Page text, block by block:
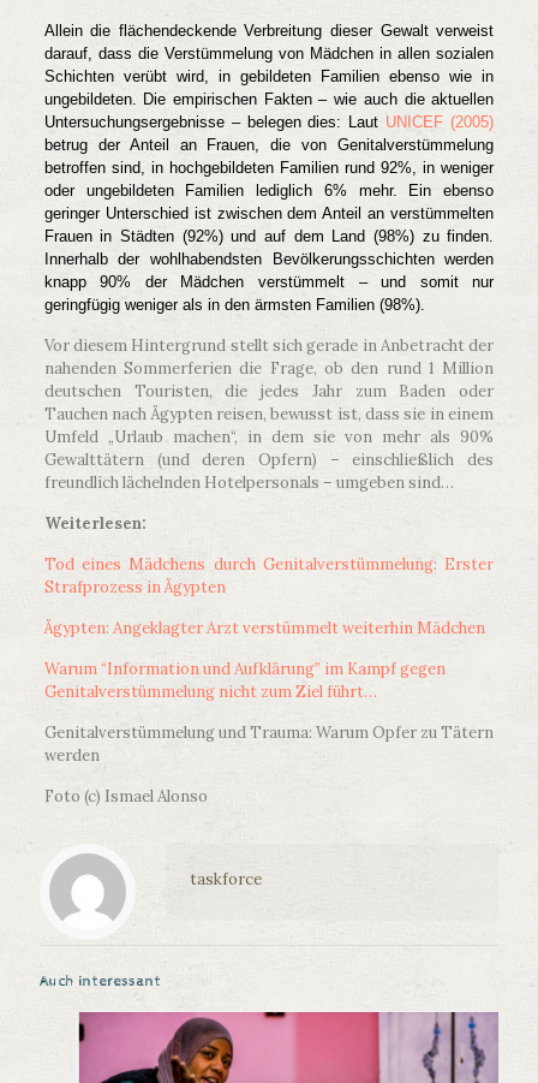
Allein die flächendeckende Verbreitung dieser Gewalt verweist
darauf, dass die Verstümmelung von Mädchen in allen sozialen
Schichten verübt wird, in gebildeten Familien ebenso wie in
ungebildeten. Die empirischen Fakten – wie auch die aktuellen
Untersuchungsergebnisse – belegen dies: Laut UNICEF (2005)
betrug der Anteil an Frauen, die von Genitalverstümmelung
betroffen sind, in hochgebildeten Familien rund 92%, in weniger
oder ungebildeten Familien lediglich 6% mehr. Ein ebenso
geringer Unterschied ist zwischen dem Anteil an verstümmelten
Frauen in Städten (92%) und auf dem Land (98%) zu finden.
Innerhalb der wohlhabendsten Bevölkerungsschichten werden
knapp 90% der Mädchen verstümmelt – und somit nur
geringfügig weniger als in den ärmsten Familien (98%).
Vor diesem Hintergrund stellt sich gerade in Anbetracht der
nahenden Sommerferien die Frage, ob den rund 1 Million
deutschen Touristen, die jedes Jahr zum Baden oder
Tauchen nach Ägypten reisen, bewusst ist, dass sie in einem
Umfeld „Urlaub machen“, in dem sie von mehr als 90%
Gewalttätern (und deren Opfern) – einschließlich des
freundlich lächelnden Hotelpersonals – umgeben sind…
Weiterlesen:
Tod eines Mädchens durch Genitalverstümmelung: Erster
Strafprozess in Ägypten
Ägypten: Angeklagter Arzt verstümmelt weiterhin Mädchen
Warum “Information und Aufklärung” im Kampf gegen
Genitalverstümmelung nicht zum Ziel führt…
Genitalverstümmelung und Trauma: Warum Opfer zu Tätern
werden
Foto (c) Ismael Alonso
taskforce
Auch interessant